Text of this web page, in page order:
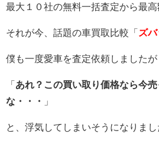
最大１０社の無料一括査定から最高
それが今、話題の車買取比較「 ズバ
僕も一度愛車を査定依頼しましたが
「 あれ？この買い取り価格なら今
な・・・
」
と、浮気してしまいそうになりま